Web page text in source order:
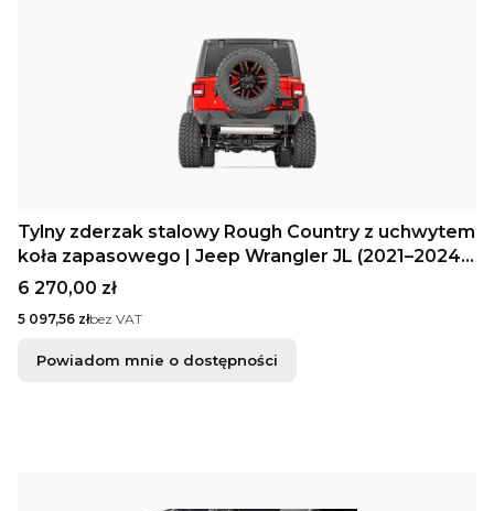
Tylny zderzak stalowy Rough Country z uchwytem
koła zapasowego | Jeep Wrangler JL (2021–2024)
/ Wrangler Unlimited JL (2018–2025)
Cena
6 270,00 zł
Cena
5 097,56 złbez VAT
Powiadom mnie o dostępności